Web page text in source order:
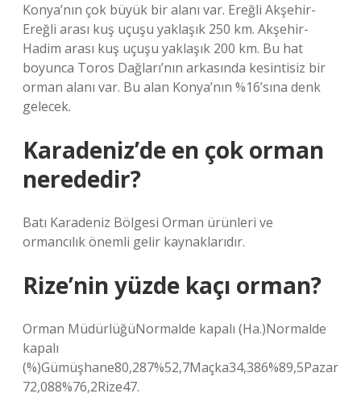
Konya’nın çok büyük bir alanı var. Ereğli Akşehir-
Ereğli arası kuş uçuşu yaklaşık 250 km. Akşehir-
Hadim arası kuş uçuşu yaklaşık 200 km. Bu hat
boyunca Toros Dağları’nın arkasında kesintisiz bir
orman alanı var. Bu alan Konya’nın %16’sına denk
gelecek.
Karadeniz’de en çok orman
nerededir?
Batı Karadeniz Bölgesi Orman ürünleri ve
ormancılık önemli gelir kaynaklarıdır.
Rize’nin yüzde kaçı orman?
Orman MüdürlüğüNormalde kapalı (Ha.)Normalde
kapalı
(%)Gümüşhane80,287%52,7Maçka34,386%89,5Pazar
72,088%76,2Rize47.